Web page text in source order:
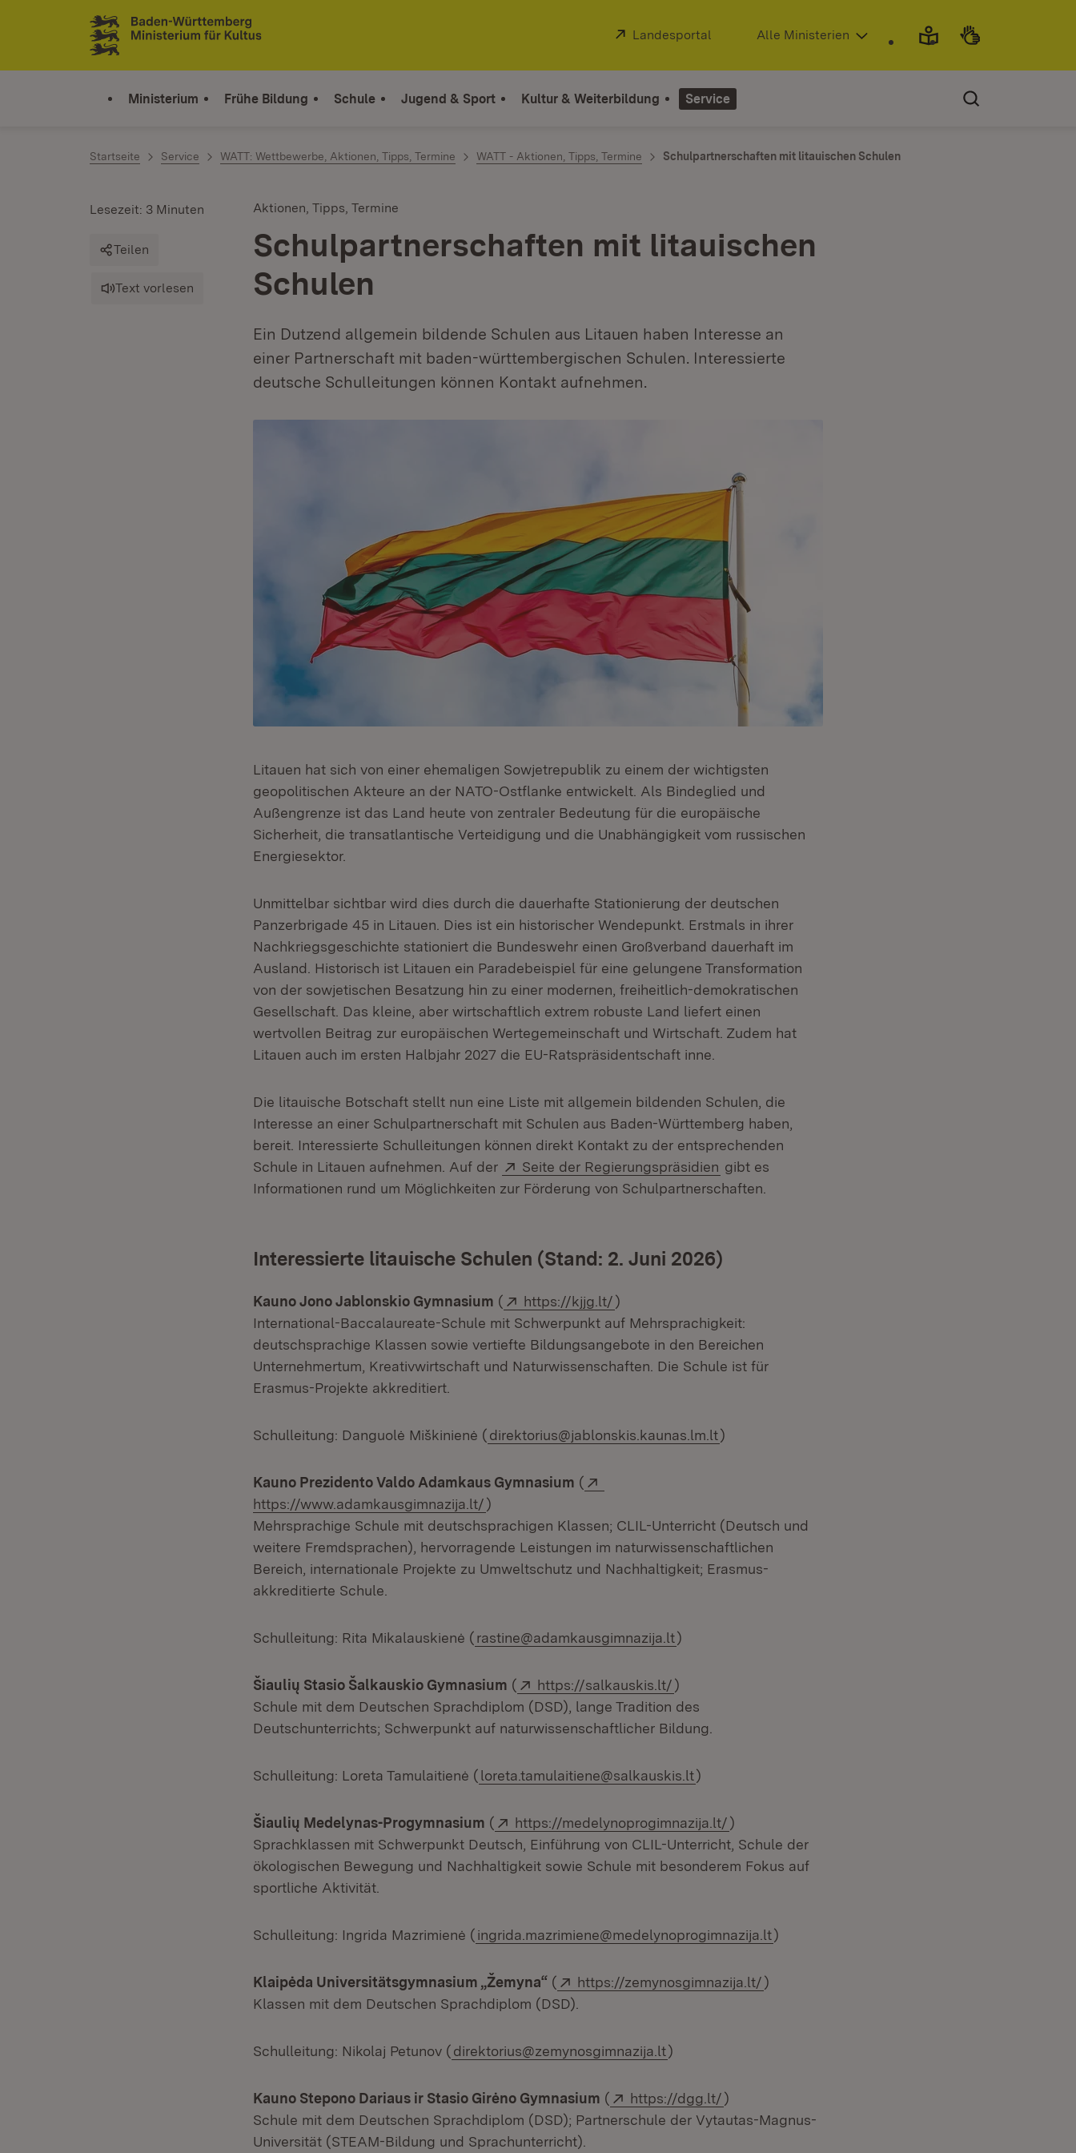
Zum Inhalt springen
Link zur Startseite
Extern:
Landesportal (Öffnet in neuem Fenster)
Alle Ministerien
Ministerium Frühe Bildung Schule Jugend & Sport Kultur & Weiterbildung Service
Startseite Service WATT: Wettbewerbe, Aktionen, Tipps, Termine WATT - Aktionen, Tipps, Termine Schulpartnerschaften mit litauischen Schulen
Aktionen, Tipps, Termine
Schulpartnerschaften mit litauischen
Schulen
Ein Dutzend allgemein bildende Schulen aus Litauen haben Interesse an
einer Partnerschaft mit baden-württembergischen Schulen. Interessierte
deutsche Schulleitungen können Kontakt aufnehmen.
Lesezeit: 3 Minuten
Teilen
Text vorlesen
Litauen hat sich von einer ehemaligen Sowjetrepublik zu einem der wichtigsten
geopolitischen Akteure an der NATO-Ostflanke entwickelt. Als Bindeglied und
Außengrenze ist das Land heute von zentraler Bedeutung für die europäische
Sicherheit, die transatlantische Verteidigung und die Unabhängigkeit vom russischen
Energiesektor.
Unmittelbar sichtbar wird dies durch die dauerhafte Stationierung der deutschen
Panzerbrigade 45 in Litauen. Dies ist ein historischer Wendepunkt. Erstmals in ihrer
Nachkriegsgeschichte stationiert die Bundeswehr einen Großverband dauerhaft im
Ausland. Historisch ist Litauen ein Paradebeispiel für eine gelungene Transformation
von der sowjetischen Besatzung hin zu einer modernen, freiheitlich-demokratischen
Gesellschaft. Das kleine, aber wirtschaftlich extrem robuste Land liefert einen
wertvollen Beitrag zur europäischen Wertegemeinschaft und Wirtschaft. Zudem hat
Litauen auch im ersten Halbjahr 2027 die EU-Ratspräsidentschaft inne.
Die litauische Botschaft stellt nun eine Liste mit allgemein bildenden Schulen, die
Interesse an einer Schulpartnerschaft mit Schulen aus Baden-Württemberg haben,
bereit. Interessierte Schulleitungen können direkt Kontakt zu der entsprechenden
Schule in Litauen aufnehmen. Auf der
Extern:
Seite der Regierungspräsidien (Öffnet in neuem Fenster)
gibt es
Informationen rund um Möglichkeiten zur Förderung von Schulpartnerschaften.
Interessierte litauische Schulen (Stand: 2. Juni 2026)
Kauno Jono Jablonskio Gymnasium ( Extern:
https://kjjg.lt/(Öffnet in neuem Fenster)
)
International-Baccalaureate-Schule mit Schwerpunkt auf Mehrsprachigkeit:
deutschsprachige Klassen sowie vertiefte Bildungsangebote in den Bereichen
Unternehmertum, Kreativwirtschaft und Naturwissenschaften. Die Schule ist für
Erasmus-Projekte akkreditiert.
Schulleitung: Danguolė Miškinienė (direktorius@jablonskis.kaunas.lm.lt)
Kauno Prezidento Valdo Adamkaus Gymnasium (
https://www.adamkausgimnazija.lt/(Öffnet in neuem Fenster)
)
Mehrsprachige Schule mit deutschsprachigen Klassen; CLIL-Unterricht (Deutsch und
weitere Fremdsprachen), hervorragende Leistungen im naturwissenschaftlichen
Bereich, internationale Projekte zu Umweltschutz und Nachhaltigkeit; Erasmus-
akkreditierte Schule.
Schulleitung: Rita Mikalauskienė (rastine@adamkausgimnazija.lt)
Šiaulių Stasio Šalkauskio Gymnasium ( Extern:
https://salkauskis.lt/(Öffnet in neuem Fenster)
)
Schule mit dem Deutschen Sprachdiplom (DSD), lange Tradition des
Deutschunterrichts; Schwerpunkt auf naturwissenschaftlicher Bildung.
Schulleitung: Loreta Tamulaitienė (loreta.tamulaitiene@salkauskis.lt)
Šiaulių Medelynas-Progymnasium ( Extern:
https://medelynoprogimnazija.lt/(Öffnet in neuem Fenster)
)
Sprachklassen mit Schwerpunkt Deutsch, Einführung von CLIL-Unterricht, Schule der
ökologischen Bewegung und Nachhaltigkeit sowie Schule mit besonderem Fokus auf
sportliche Aktivität.
Schulleitung: Ingrida Mazrimienė (ingrida.mazrimiene@medelynoprogimnazija.lt)
Klaipėda Universitätsgymnasium „Žemyna“ ( Extern:
https://zemynosgimnazija.lt/(Öffnet in neuem Fenster)
)
Klassen mit dem Deutschen Sprachdiplom (DSD).
Schulleitung: Nikolaj Petunov (direktorius@zemynosgimnazija.lt)
Kauno Stepono Dariaus ir Stasio Girėno Gymnasium ( Extern:
https://dgg.lt/(Öffnet in neuem Fenster)
)
Schule mit dem Deutschen Sprachdiplom (DSD); Partnerschule der Vytautas-Magnus-
Universität (STEAM-Bildung und Sprachunterricht).